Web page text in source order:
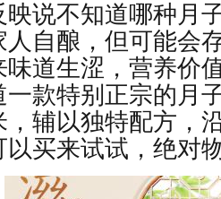
说不知道哪种月
人自酿，但可能会
道生涩，营养价
款特别正宗的月
辅以独特配方，
买来试试，绝对